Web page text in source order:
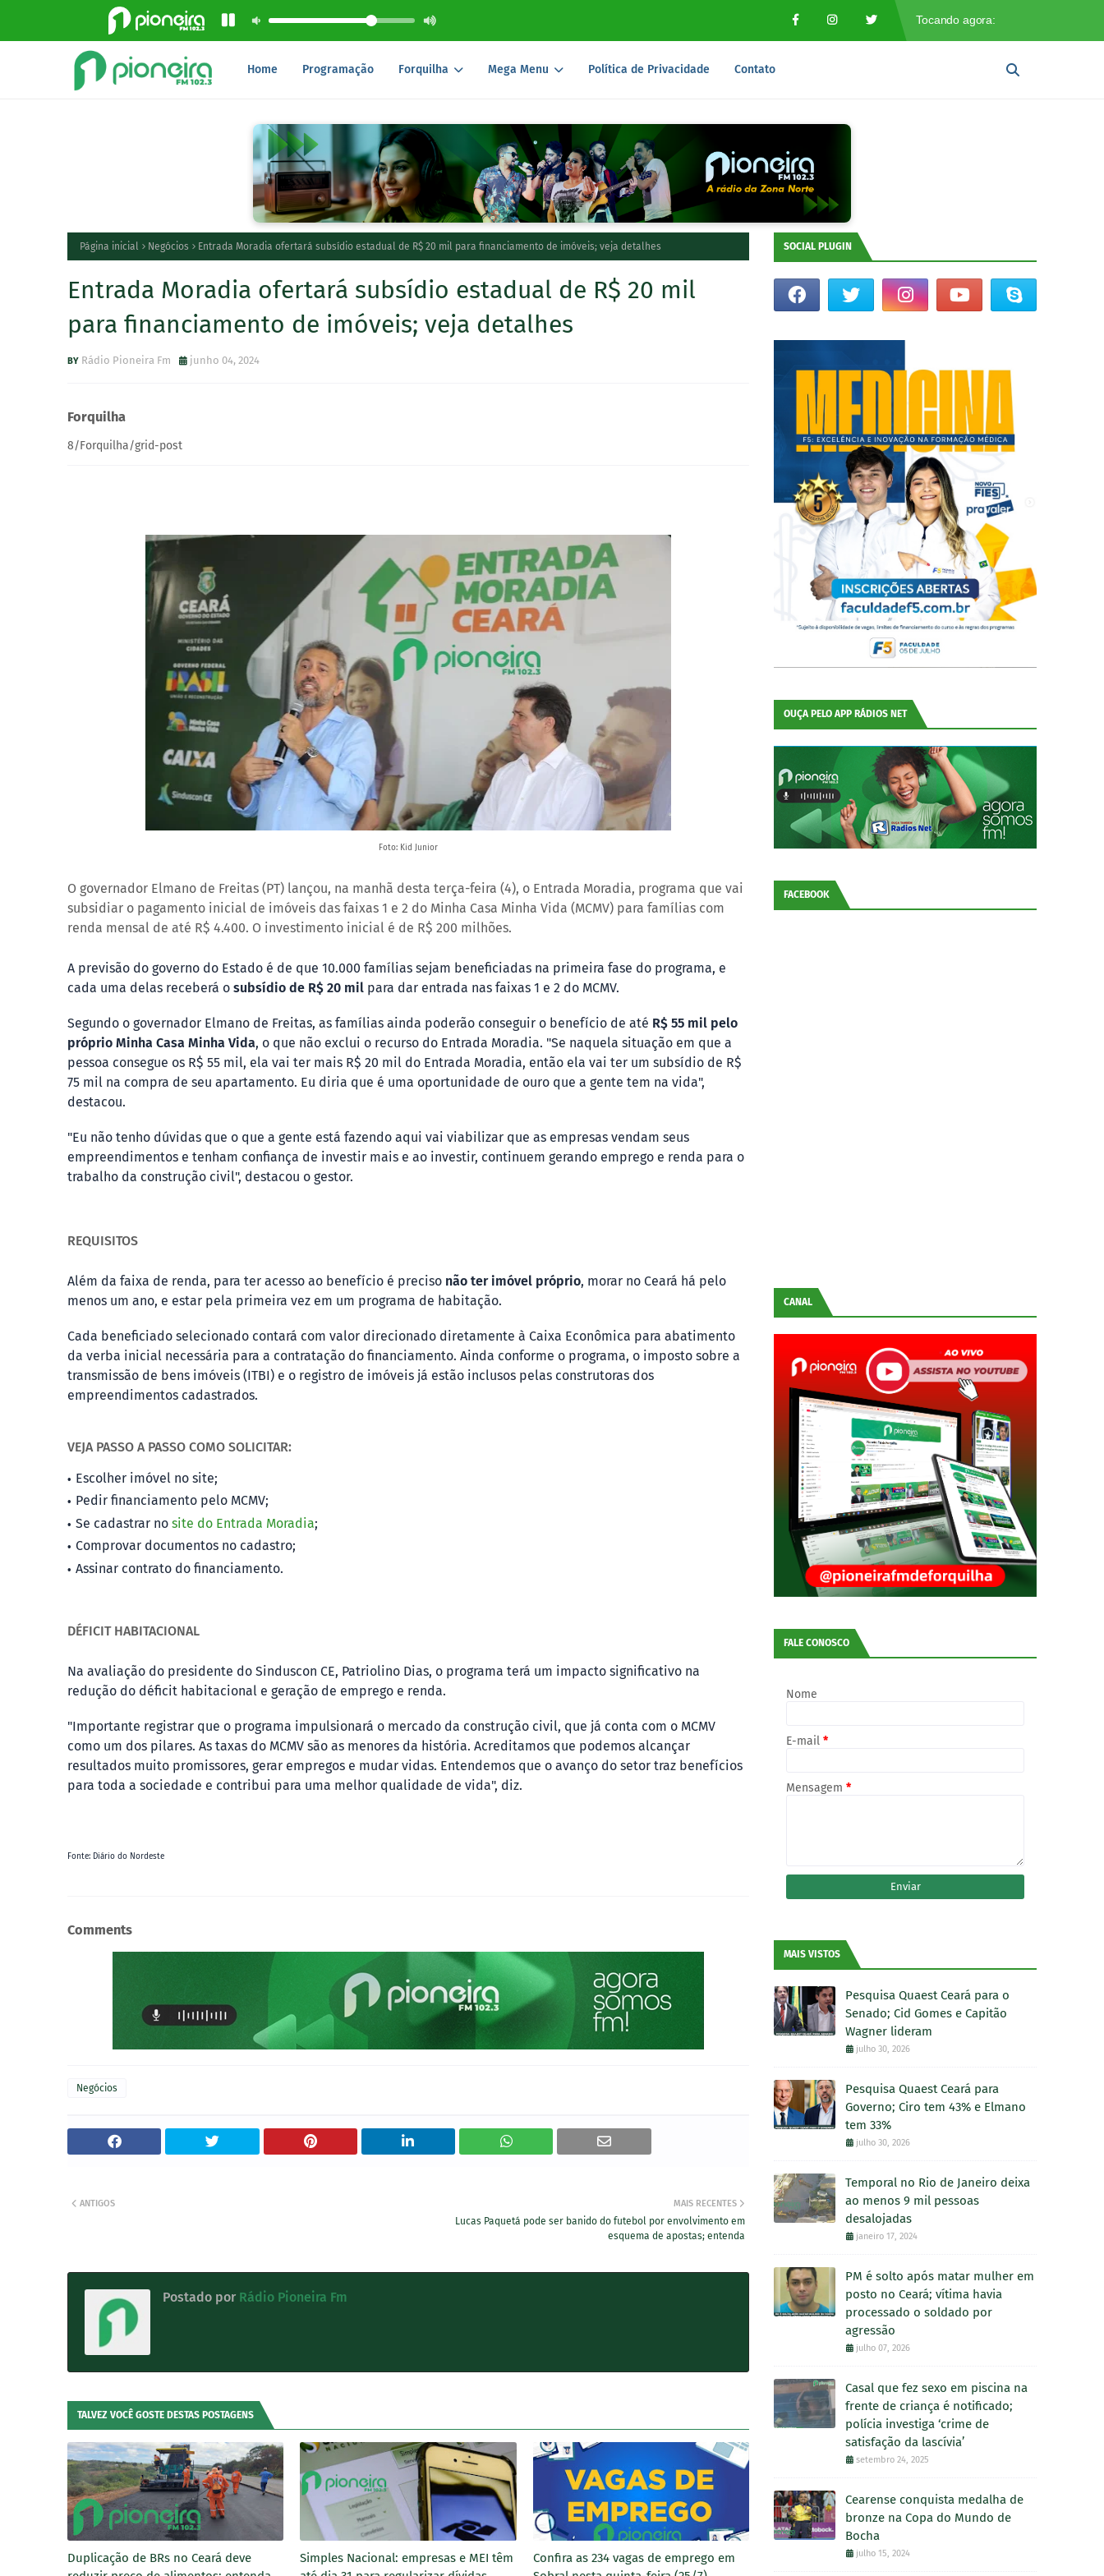
Home Programação Forquilha Mega Menu Política de Privacidade Contato
Página inicial Negócios Entrada Moradia ofertará subsídio estadual de R$ 20 mil para financiamento de imóveis; veja detalhes
Entrada Moradia ofertará subsídio estadual de R$ 20 mil
para financiamento de imóveis; veja detalhes
Rádio Pioneira Fm junho 04, 2024
Forquilha
8/Forquilha/grid-post
Foto: Kid Junior
O governador Elmano de Freitas (PT) lançou, na manhã desta terça-feira (4), o Entrada Moradia, programa que vai
subsidiar o pagamento inicial de imóveis das faixas 1 e 2 do Minha Casa Minha Vida (MCMV) para famílias com
renda mensal de até R$ 4.400. O investimento inicial é de R$ 200 milhões.
A previsão do governo do Estado é de que 10.000 famílias sejam beneficiadas na primeira fase do programa, e
cada uma delas receberá o subsídio de R$ 20 mil para dar entrada nas faixas 1 e 2 do MCMV.
Segundo o governador Elmano de Freitas, as famílias ainda poderão conseguir o benefício de até R$ 55 mil pelo
próprio Minha Casa Minha Vida, o que não exclui o recurso do Entrada Moradia. "Se naquela situação em que a
pessoa consegue os R$ 55 mil, ela vai ter mais R$ 20 mil do Entrada Moradia, então ela vai ter um subsídio de R$
75 mil na compra de seu apartamento. Eu diria que é uma oportunidade de ouro que a gente tem na vida",
destacou.
"Eu não tenho dúvidas que o que a gente está fazendo aqui vai viabilizar que as empresas vendam seus
empreendimentos e tenham confiança de investir mais e ao investir, continuem gerando emprego e renda para o
trabalho da construção civil", destacou o gestor.
REQUISITOS
Além da faixa de renda, para ter acesso ao benefício é preciso não ter imóvel próprio, morar no Ceará há pelo
menos um ano, e estar pela primeira vez em um programa de habitação.
Cada beneficiado selecionado contará com valor direcionado diretamente à Caixa Econômica para abatimento
da verba inicial necessária para a contratação do financiamento. Ainda conforme o programa, o imposto sobre a
transmissão de bens imóveis (ITBI) e o registro de imóveis já estão inclusos pelas construtoras dos
empreendimentos cadastrados.
VEJA PASSO A PASSO COMO SOLICITAR:
Escolher imóvel no site;
Pedir financiamento pelo MCMV;
Se cadastrar no site do Entrada Moradia;
Comprovar documentos no cadastro;
Assinar contrato do financiamento.
DÉFICIT HABITACIONAL
Na avaliação do presidente do Sinduscon CE, Patriolino Dias, o programa terá um impacto significativo na
redução do déficit habitacional e geração de emprego e renda.
"Importante registrar que o programa impulsionará o mercado da construção civil, que já conta com o MCMV
como um dos pilares. As taxas do MCMV são as menores da história. Acreditamos que podemos alcançar
resultados muito promissores, gerar empregos e mudar vidas. Entendemos que o avanço do setor traz benefícios
para toda a sociedade e contribui para uma melhor qualidade de vida", diz.
Fonte: Diário do Nordeste
Comments
Negócios
MAIS RECENTES
Lucas Paquetá pode ser banido do futebol por envolvimento em
esquema de apostas; entenda
ANTIGOS
Postado por Rádio Pioneira Fm
TALVEZ VOCÊ GOSTE DESTAS POSTAGENS
Duplicação de BRs no Ceará deve
Simples Nacional: empresas e MEI têm
Confira as 234 vagas de emprego em
SOCIAL PLUGIN
OUÇA PELO APP RÁDIOS NET
FACEBOOK
CANAL
FALE CONOSCO
Nome
E-mail *
Mensagem *
MAIS VISTOS
Pesquisa Quaest Ceará para o
Senado; Cid Gomes e Capitão
Wagner lideram
julho 30, 2026
Pesquisa Quaest Ceará para
Governo; Ciro tem 43% e Elmano
tem 33%
julho 30, 2026
Temporal no Rio de Janeiro deixa
ao menos 9 mil pessoas
desalojadas
janeiro 17, 2024
PM é solto após matar mulher em
posto no Ceará; vítima havia
processado o soldado por
agressão
julho 07, 2026
Casal que fez sexo em piscina na
frente de criança é notificado;
polícia investiga ‘crime de
satisfação da lascívia’
setembro 24, 2025
Cearense conquista medalha de
bronze na Copa do Mundo de
Bocha
julho 15, 2024